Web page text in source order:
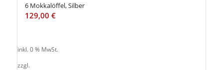
6 Mokkalöffel, Silber
129,00 €
inkl. 0 % MwSt.
zzgl.